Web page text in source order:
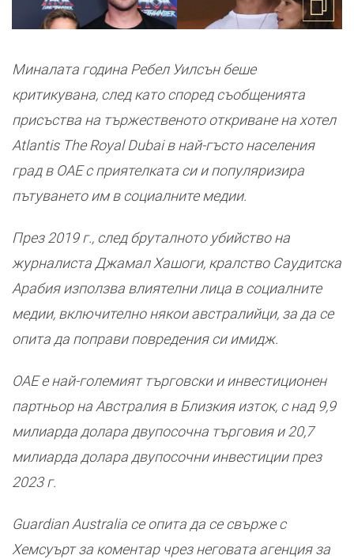
Миналата година Ребел Уилсън беше
критикувана, след като според съобщенията
присъства на тържественото откриване на хотел
Atlantis The Royal Dubai в най-гъсто населения
град в ОАЕ с приятелката си и популяризира
пътуването им в социалните медии.
През 2019 г., след бруталното убийство на
журналиста Джамал Хашоги, кралство Саудитска
Арабия използва влиятелни лица в социалните
медии, включително някои австралийци, за да се
опита да поправи повредения си имидж.
ОАЕ е най-големият търговски и инвестиционен
партньор на Австралия в Близкия изток, с над 9,9
милиарда долара двупосочна търговия и 20,7
милиарда долара двупосочни инвестиции през
2023 г.
Guardian Australia се опита да се свърже с
Хемсуърт за коментар чрез неговата агенция за